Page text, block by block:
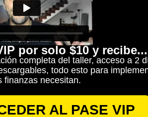
por solo $10 y recibe...
completa del taller, acceso a 2
todo esto para
finanzas necesitan.
AL PASE VIP